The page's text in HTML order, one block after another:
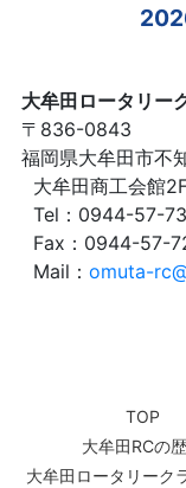
大牟田ロータリー
〒836-0843
福岡県大牟田市不
大牟田商工会館
Tel：0944-57-
Fax：0944-57-
Mail：omuta-
TOP
大牟田RCの
大牟田ロータリーク